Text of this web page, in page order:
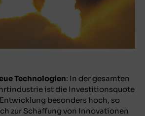
Technologien: In der gesamten
ist die Investitionsquote
besonders hoch, so
zur Schaffung von Innovationen